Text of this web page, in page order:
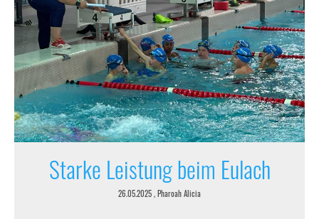
Starke Leistung beim Eulach
26.05.2025, Pharoah Alicia